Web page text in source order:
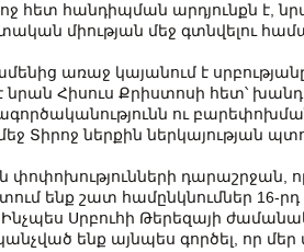
հետ հանդիպման արդյունքն է,
միության մեջ գտնվելու
առաջ կայանում է
է նրան Հիսուս Քրիստոսի հետ՝
ու
Տիրոջ ներքին ներկայության
փոփոխությունների դարաշրջան,
ենք շատ համընկնումներ 16-րդ
Սրբուհի Թերեզայի
ենք այնպես գործել, որ մեր